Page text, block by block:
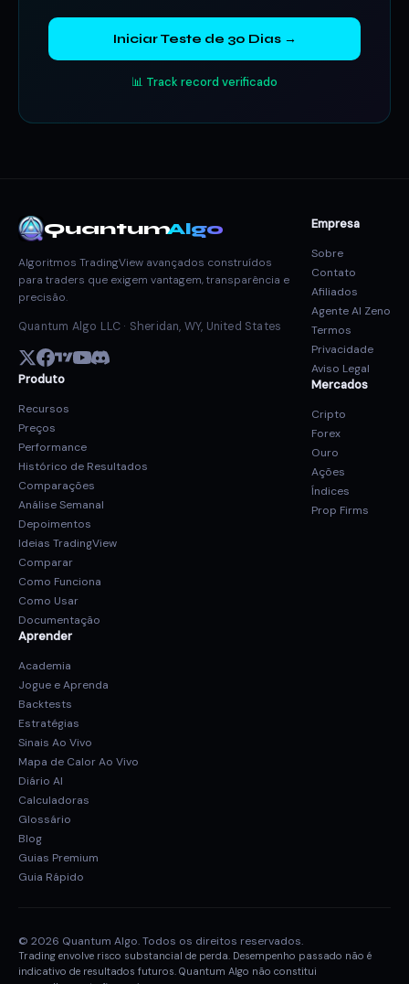
Iniciar Teste de 30 Dias →
📊 Track record verificado
QuantumAlgo
Algoritmos TradingView avançados construídos
para traders que exigem vantagem, transparência e
precisão.
Quantum Algo LLC · Sheridan, WY, United States
Produto
Recursos
Preços
Performance
Histórico de Resultados
Comparações
Análise Semanal
Depoimentos
Ideias TradingView
Comparar
Como Funciona
Como Usar
Documentação
Aprender
Academia
Jogue e Aprenda
Backtests
Estratégias
Sinais Ao Vivo
Mapa de Calor Ao Vivo
Diário AI
Calculadoras
Glossário
Blog
Guias Premium
Guia Rápido
Empresa
Sobre
Contato
Afiliados
Agente AI Zeno
Termos
Privacidade
Aviso Legal
Mercados
Cripto
Forex
Ouro
Ações
Índices
Prop Firms
© 2026 Quantum Algo. Todos os direitos reservados.
Trading envolve risco substancial de perda. Desempenho passado não é
indicativo de resultados futuros. Quantum Algo não constitui